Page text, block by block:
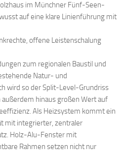
im Münchner Fünf-Seen-
auf eine klare Linienführung mit
offene Leistenschalung
zum regionalen Baustil und
Natur- und
wird so der Split-Level-Grundriss
hinaus großen Wert auf
Als Heizsystem kommt ein
mit integrierter, zentraler
Holz-Alu-Fenster mit
Rahmen setzen nicht nur